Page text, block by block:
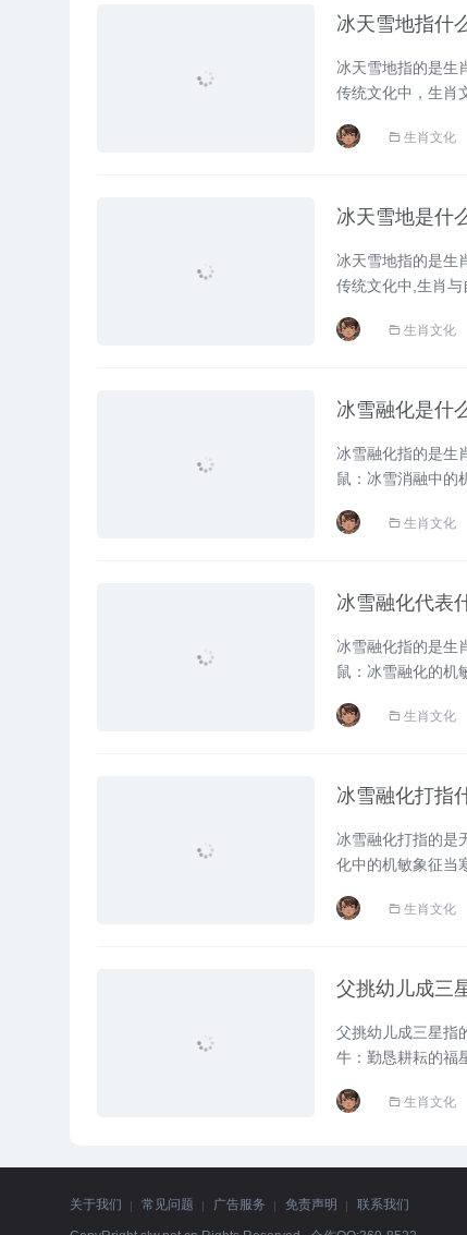
冰天雪地指什
冰天雪地指的是生
传统文化中，生肖
生肖文化
冰天雪地是什
冰天雪地指的是生
传统文化中,生肖与
生肖文化
冰雪融化是什
冰雪融化指的是生
鼠：冰雪消融中的
生肖文化
冰雪融化代表
冰雪融化指的是生
鼠：冰雪融化的机
生肖文化
冰雪融化打指
冰雪融化打指的是
化中的机敏象征当
生肖文化
父挑幼儿成三
父挑幼儿成三星指
牛：勤恳耕耘的福
生肖文化
关于我们 常见问题 广告服务 免责声明 联系我们